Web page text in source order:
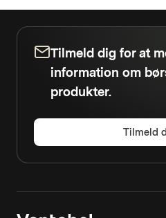
Tilmeld dig for at
information om
produkter.
Tilmeld